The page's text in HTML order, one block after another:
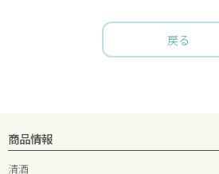
戻る
商品情報
清酒